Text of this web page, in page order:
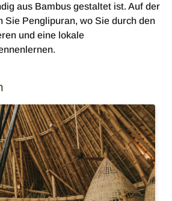
aus Bambus gestaltet ist. Auf der
Sie Penglipuran, wo Sie durch den
und eine lokale